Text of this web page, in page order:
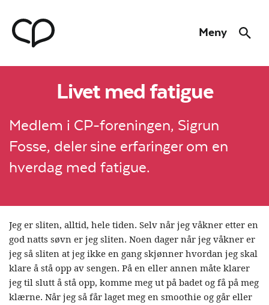
Meny
Søk
Livet med fatigue
Medlem i CP-foreningen, Sigrun
Fosse, deler sine erfaringer om en
hverdag med fatigue.
Jeg er sliten, alltid, hele tiden. Selv når jeg våkner etter en
god natts søvn er jeg sliten. Noen dager når jeg våkner er
jeg så sliten at jeg ikke en gang skjønner hvordan jeg skal
klare å stå opp av sengen. På en eller annen måte klarer
jeg til slutt å stå opp, komme meg ut på badet og få på meg
klærne. Når jeg så får laget meg en smoothie og går eller